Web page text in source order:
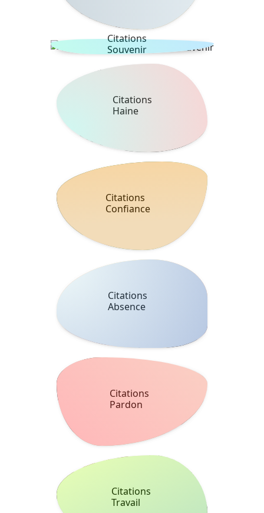
Citations
Souvenir
Citations
Haine
Citations
Confiance
Citations
Absence
Citations
Pardon
Citations
Travail